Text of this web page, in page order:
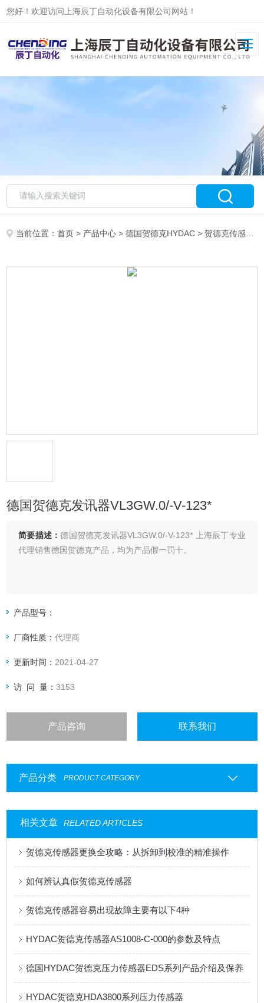
您好！欢迎访问上海辰丁自动化设备有限公司网站！
当前位置：首页 > 产品中心 >德国贺德克HYDAC >贺德克传感器
德国贺德克发讯器VL3GW.0/-V-123*
简要描述：德国贺德克发讯器VL3GW.0/-V-123* 上海辰丁专业
代理销售德国贺德克产品，均为产品假一罚十。
产品型号：
厂商性质：代理商
更新时间： 2021-04-27
访 问 量：3153
产品咨询 联系我们
产品分类 PRODUCT CATEGORY
相关文章 RELATED ARTICLES
贺德克传感器更换全攻略：从拆卸到校准的精准操作
如何辨认真假贺德克传感器
贺德克传感器容易出现故障主要有以下4种
HYDAC贺德克传感器AS1008-C-000的参数及特点
德国HYDAC贺德克压力传感器EDS系列产品介绍及保养
HYDAC贺德克HDA3800系列压力传感器